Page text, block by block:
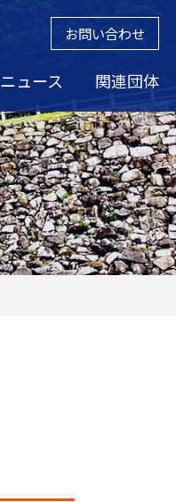
ニュース 関連団体
お問い合わせ